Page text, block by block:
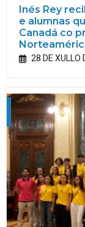
Inés Rey
e alumnas
Canadá co
28 DE XULLO